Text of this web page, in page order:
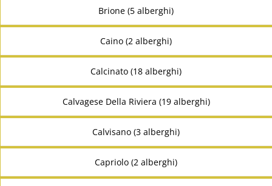
Brione (5 alberghi)
Caino (2 alberghi)
Calcinato (18 alberghi)
Calvagese Della Riviera (19 alberghi)
Calvisano (3 alberghi)
Capriolo (2 alberghi)